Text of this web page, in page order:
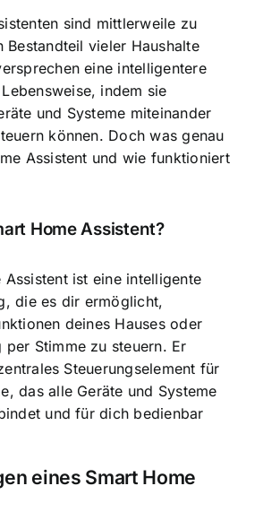
sind mittlerweile zu
Bestandteil vieler Haushalte
eine intelligentere
indem sie
und Systeme miteinander
können. Doch was genau
Assistent und wie funktioniert
Home Assistent?
Assistent ist eine intelligente
, die es dir ermöglicht,
deines Hauses oder
per Stimme zu steuern. Er
Steuerungselement für
das alle Geräte und Systeme
und für dich bedienbar
eines Smart Home